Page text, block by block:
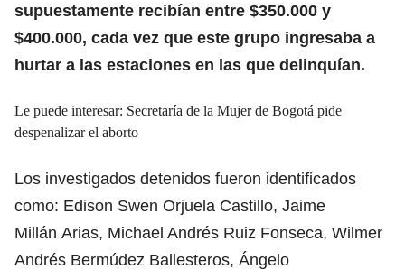
supuestamente recibían entre $350.000 y
$400.000, cada vez que este grupo ingresaba a
hurtar a las estaciones en las que delinquían.
Le puede interesar: Secretaría de la Mujer de Bogotá pide
despenalizar el aborto
Los investigados detenidos fueron identificados
como: Edison Swen Orjuela Castillo, Jaime
Millán Arias, Michael Andrés Ruiz Fonseca, Wilmer
Andrés Bermúdez Ballesteros, Ángelo